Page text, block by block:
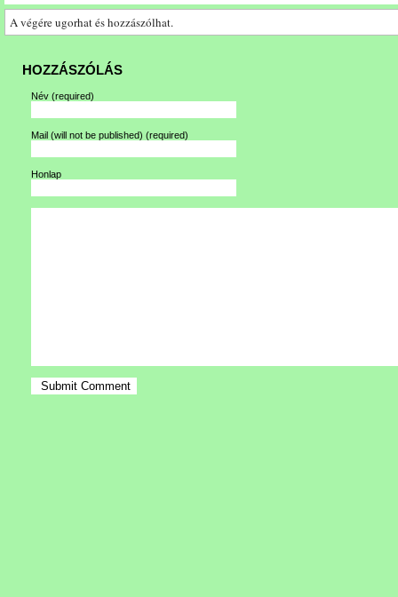
A végére ugorhat és hozzászólhat.
HOZZÁSZÓLÁS
Név (required)
Mail (will not be published) (required)
Honlap